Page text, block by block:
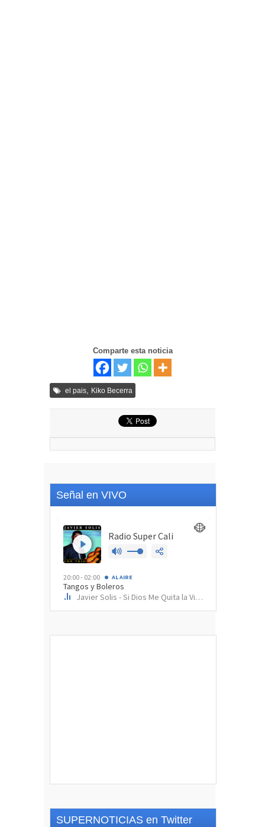
Comparte esta noticia
el pais, Kiko Becerra
Señal en VIVO
SUPERNOTICIAS en Twitter